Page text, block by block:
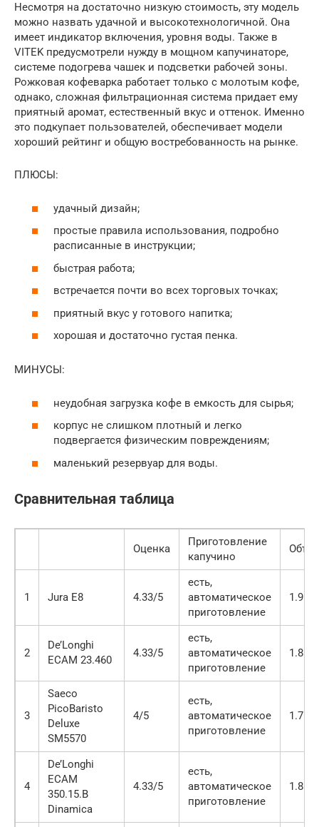
Несмотря на достаточно низкую стоимость, эту модель
можно назвать удачной и высокотехнологичной. Она
имеет индикатор включения, уровня воды. Также в
VITEK предусмотрели нужду в мощном капучинаторе,
системе подогрева чашек и подсветки рабочей зоны.
Рожковая кофеварка работает только с молотым кофе,
однако, сложная фильтрационная система придает ему
приятный аромат, естественный вкус и оттенок. Именно
это подкупает пользователей, обеспечивает модели
хороший рейтинг и общую востребованность на рынке.
ПЛЮСЫ:
удачный дизайн;
простые правила использования, подробно
расписанные в инструкции;
быстрая работа;
встречается почти во всех торговых точках;
приятный вкус у готового напитка;
хорошая и достаточно густая пенка.
МИНУСЫ:
неудобная загрузка кофе в емкость для сырья;
корпус не слишком плотный и легко
подвергается физическим повреждениям;
маленький резервуар для воды.
Сравнительная таблица
Оценка
Приготовление
капучино
1 Jura E8 4.33/5
есть,
автоматическое
приготовление
1.9 л
2
De’Longhi
ECAM 23.460
4.33/5
есть,
автоматическое
приготовление
1.8 л
3
Saeco
PicoBaristo
Deluxe
SM5570
4/5
есть,
автоматическое
приготовление
1.7 л
4
De’Longhi
ECAM
350.15.B
Dinamica
4.33/5
есть,
автоматическое
приготовление
1.8 л